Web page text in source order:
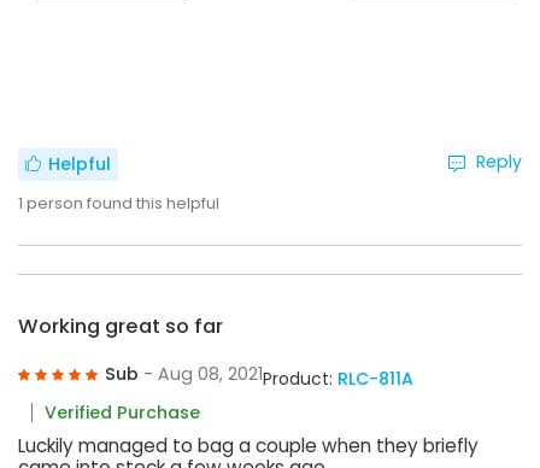
Helpful
1 person found this helpful
Reply
Working great so far
Sub - Aug 08, 2021Product: RLC-811A
Verified Purchase
Luckily managed to bag a couple when they briefly